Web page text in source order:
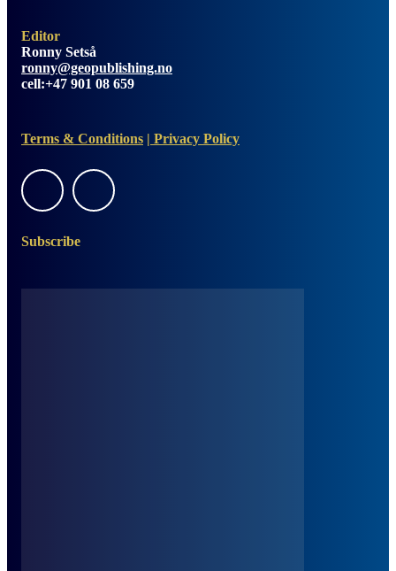
Editor
Ronny Setså
ronny@geopublishing.no
cell:+47 901 08 659
Terms & Conditions | Privacy Policy
Subscribe